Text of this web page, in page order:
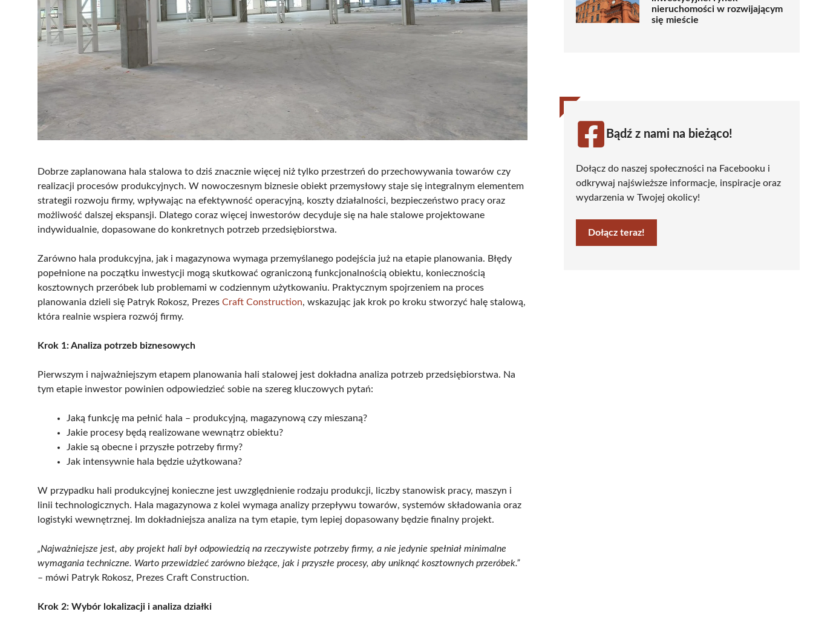
Dobrze zaplanowana hala stalowa to dziś znacznie więcej niż tylko przestrzeń do przechowywania towarów czy
realizacji procesów produkcyjnych. W nowoczesnym biznesie obiekt przemysłowy staje się integralnym elementem
strategii rozwoju firmy, wpływając na efektywność operacyjną, koszty działalności, bezpieczeństwo pracy oraz
możliwość dalszej ekspansji. Dlatego coraz więcej inwestorów decyduje się na hale stalowe projektowane
indywidualnie, dopasowane do konkretnych potrzeb przedsiębiorstwa.
Zarówno hala produkcyjna, jak i magazynowa wymaga przemyślanego podejścia już na etapie planowania. Błędy
popełnione na początku inwestycji mogą skutkować ograniczoną funkcjonalnością obiektu, koniecznością
kosztownych przeróbek lub problemami w codziennym użytkowaniu. Praktycznym spojrzeniem na proces
planowania dzieli się Patryk Rokosz, Prezes Craft Construction, wskazując jak krok po kroku stworzyć halę stalową,
która realnie wspiera rozwój firmy.
Krok 1: Analiza potrzeb biznesowych
Pierwszym i najważniejszym etapem planowania hali stalowej jest dokładna analiza potrzeb przedsiębiorstwa. Na
tym etapie inwestor powinien odpowiedzieć sobie na szereg kluczowych pytań:
Jaką funkcję ma pełnić hala – produkcyjną, magazynową czy mieszaną?
Jakie procesy będą realizowane wewnątrz obiektu?
Jakie są obecne i przyszłe potrzeby firmy?
Jak intensywnie hala będzie użytkowana?
W przypadku hali produkcyjnej konieczne jest uwzględnienie rodzaju produkcji, liczby stanowisk pracy, maszyn i
linii technologicznych. Hala magazynowa z kolei wymaga analizy przepływu towarów, systemów składowania oraz
logistyki wewnętrznej. Im dokładniejsza analiza na tym etapie, tym lepiej dopasowany będzie finalny projekt.
„Najważniejsze jest, aby projekt hali był odpowiedzią na rzeczywiste potrzeby firmy, a nie jedynie spełniał minimalne
wymagania techniczne. Warto przewidzieć zarówno bieżące, jak i przyszłe procesy, aby uniknąć kosztownych przeróbek.”
– mówi Patryk Rokosz, Prezes Craft Construction.
Krok 2: Wybór lokalizacji i analiza działki
nieruchomości w rozwijającym
się mieście
Bądź z nami na bieżąco!
Dołącz do naszej społeczności na Facebooku i
odkrywaj najświeższe informacje, inspiracje oraz
wydarzenia w Twojej okolicy!
Dołącz teraz!